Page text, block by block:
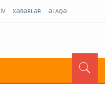
XƏBƏRLƏR ƏLAQƏ